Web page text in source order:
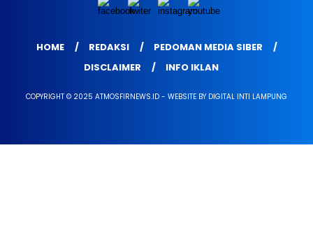
HOME REDAKSI
PEDOMAN MEDIA SIBER
DISCLAIMER
INFO IKLAN
COPYRIGHT © 2025 ATMOSFIRNEWS.ID - WEBSITE BY DIGITAL INTI LAMPUNG